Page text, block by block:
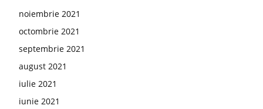
noiembrie 2021
octombrie 2021
septembrie 2021
august 2021
iulie 2021
iunie 2021